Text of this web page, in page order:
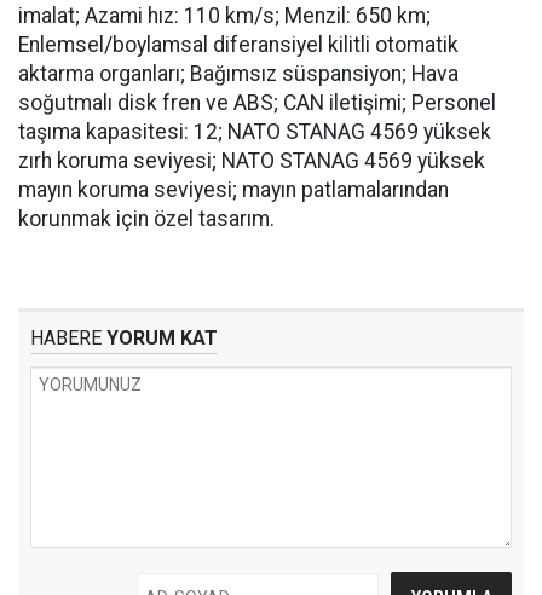
imalat; Azami hız: 110 km/s; Menzil: 650 km;
Enlemsel/boylamsal diferansiyel kilitli otomatik
aktarma organları; Bağımsız süspansiyon; Hava
soğutmalı disk fren ve ABS; CAN iletişimi; Personel
taşıma kapasitesi: 12; NATO STANAG 4569 yüksek
zırh koruma seviyesi; NATO STANAG 4569 yüksek
mayın koruma seviyesi; mayın patlamalarından
korunmak için özel tasarım.
HABERE YORUM KAT